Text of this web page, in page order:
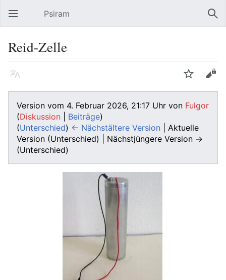
Hauptmenü öffnen Psiram
Reid-Zelle
Sprache Beobachten Bearbeiten
Version vom 4. Februar 2026, 21:17 Uhr von Fulgor
(Diskussion Beiträge)
(Unterschied) ← Nächstältere Version | Aktuelle
Version (Unterschied) | Nächstjüngere Version →
(Unterschied)